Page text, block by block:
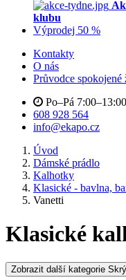
klubu
Výprodej 50 %
Kontakty
O nás
Průvodce spokojené
Po–Pá
608 928 564
info@ekapo.cz
Úvod
Dámské prádlo
Kalhotky
Klasické - bavlna,
Vanetti
Klasické
Zobrazit další kategorie